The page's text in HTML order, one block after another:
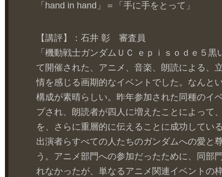
「hand in hand」＝「手に手をとって」
【講評】：石井 彰 審査員
「機動戦士ガンダムＵＣ ｅｐｉｓｏｄｅ５
て開催された、アニメ、音楽、朗読による、
情を感じる画期的なイベントでした。なんと
構成が素晴らしい。昨年参加された同種のイ
プされ、朗読者が四人に増えたことによって
を、さらに重層的に伝えることに成功してい
出演者らすべての人たちのガンダムへの愛と
う。アニメ部門への参加だったために、同部
れなかったが、単なるアニメ関連イベントの